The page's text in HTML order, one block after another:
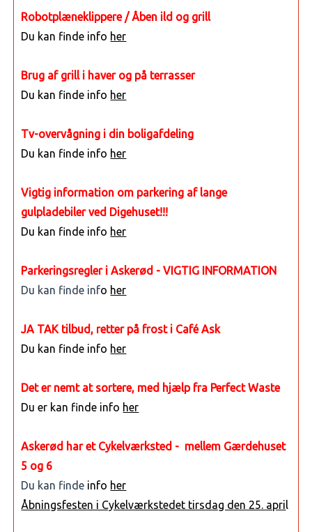
Robotplæneklippere / Åben ild og grill
Du kan finde info her
Brug af grill i haver og på terrasser
Du kan finde info her
Tv-overvågning i din boligafdeling
Du kan finde info her
Vigtig information om parkering af lange
gulpladebiler ved Digehuset!!!
Du kan finde info her
Parkeringsregler i Askerød - VIGTIG INFORMATION
Du kan finde info her
JA TAK tilbud, retter på frost i Café Ask
Du kan finde info her
Det er nemt at sortere, med hjælp fra Perfect Waste
Du er kan finde info her
Askerød har et Cykelværksted - mellem Gærdehuset
5 og 6
Du kan finde info her
Åbningsfesten i Cykelværkstedet tirsdag den 25. april